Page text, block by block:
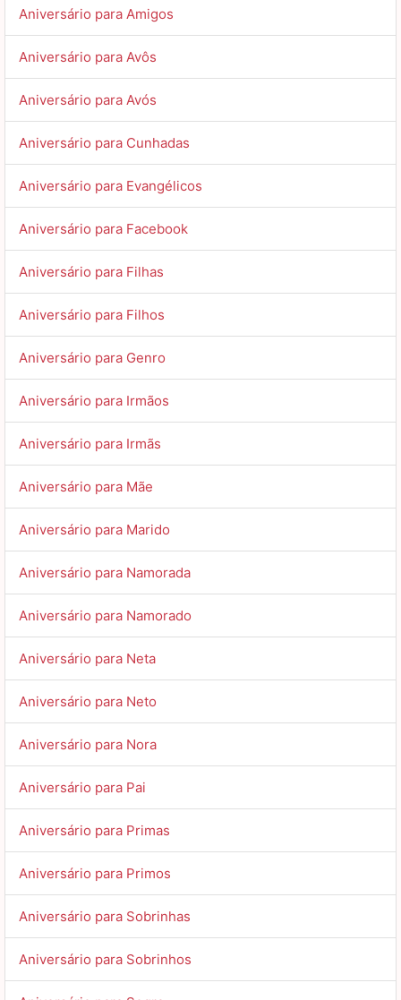
Aniversário para Amigos
Aniversário para Avôs
Aniversário para Avós
Aniversário para Cunhadas
Aniversário para Evangélicos
Aniversário para Facebook
Aniversário para Filhas
Aniversário para Filhos
Aniversário para Genro
Aniversário para Irmãos
Aniversário para Irmãs
Aniversário para Mãe
Aniversário para Marido
Aniversário para Namorada
Aniversário para Namorado
Aniversário para Neta
Aniversário para Neto
Aniversário para Nora
Aniversário para Pai
Aniversário para Primas
Aniversário para Primos
Aniversário para Sobrinhas
Aniversário para Sobrinhos